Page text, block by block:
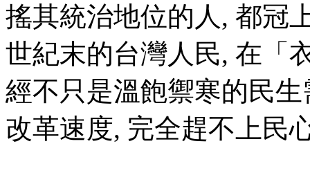
搖其統治地位的人, 都冠
世紀末的台灣人民, 在「
經不只是溫飽禦寒的民
改革速度, 完全趕不上民